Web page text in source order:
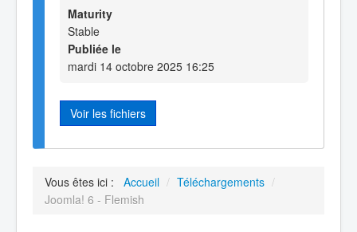
Maturity
Stable
Publiée le
mardi 14 octobre 2025 16:25
Voir les fichiers
Vous êtes ici : Accueil / Téléchargements /
Joomla! 6 - Flemish